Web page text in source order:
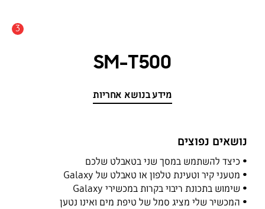
3
SM-T500
מידע בנושא אחריות
נושאים נפוצים
כיצד להשתמש במסך שני בטאבלט שלכם
מטעני קיר וטעינת טלפון או טאבלט של Galaxy
שימוש בתכונת ריבוי בקרות במכשירי Galaxy
המכשיר שלי מציג סמל של טיפת מים ואינו נטען